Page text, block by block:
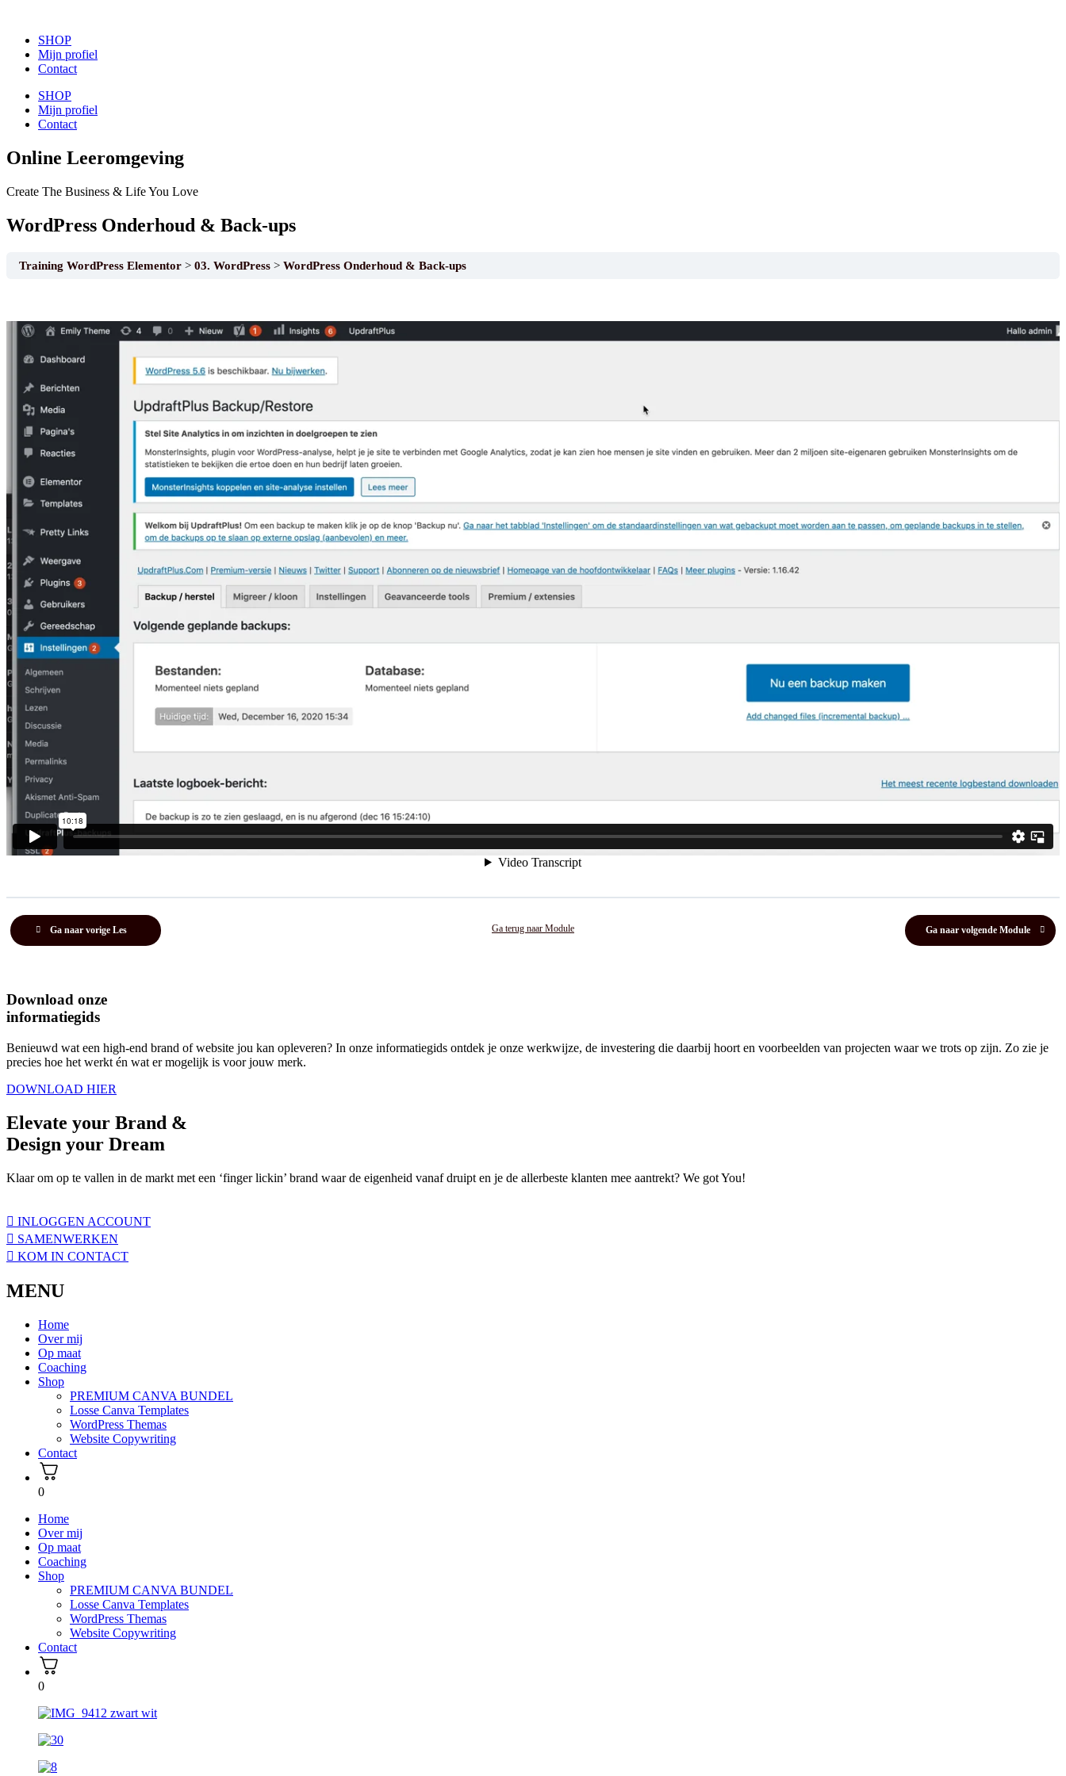
SHOP
Mijn profiel
Contact
SHOP
Mijn profiel
Contact
Online Leeromgeving
Create The Business & Life You Love
WordPress Onderhoud & Back-ups
Training WordPress Elementor 03. WordPress WordPress Onderhoud & Back-ups
Ga naar vorige Les Ga terug naar Module Ga naar volgende Module
Download onze
informatiegids
Benieuwd wat een high-end brand of website jou kan opleveren? In onze informatiegids ontdek je onze werkwijze, de investering die daarbij hoort en voorbeelden van projecten waar we trots op zijn. Zo zie je
precies hoe het werkt én wat er mogelijk is voor jouw merk.
DOWNLOAD HIER
Elevate your Brand &
Design your Dream
Klaar om op te vallen in de markt met een ‘finger lickin’ brand waar de eigenheid vanaf druipt en je de allerbeste klanten mee aantrekt? We got You!
INLOGGEN ACCOUNT
SAMENWERKEN
KOM IN CONTACT
MENU
Home
Over mij
Op maat
Coaching
Shop
PREMIUM CANVA BUNDEL
Losse Canva Templates
WordPress Themas
Website Copywriting
Contact
0
Home
Over mij
Op maat
Coaching
Shop
PREMIUM CANVA BUNDEL
Losse Canva Templates
WordPress Themas
Website Copywriting
Contact
0